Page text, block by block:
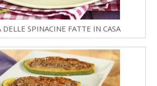
DELLE SPINACINE FATTE IN CASA